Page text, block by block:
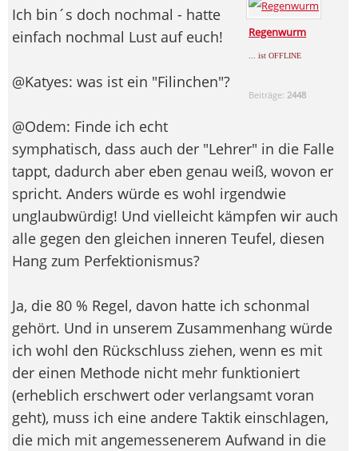
Regenwurm
... ist OFFLINE
Beiträge: 2448
Ich bin´s doch nochmal - hatte
einfach nochmal Lust auf euch!
@Katyes: was ist ein "Filinchen"?
@Odem: Finde ich echt
symphatisch, dass auch der "Lehrer" in die Falle
tappt, dadurch aber eben genau weiß, wovon er
spricht. Anders würde es wohl irgendwie
unglaubwürdig! Und vielleicht kämpfen wir auch
alle gegen den gleichen inneren Teufel, diesen
Hang zum Perfektionismus?
Ja, die 80 % Regel, davon hatte ich schonmal
gehört. Und in unserem Zusammenhang würde
ich wohl den Rückschluss ziehen, wenn es mit
der einen Methode nicht mehr funktioniert
(erheblich erschwert oder verlangsamt voran
geht), muss ich eine andere Taktik einschlagen,
die mich mit angemessenerem Aufwand in die